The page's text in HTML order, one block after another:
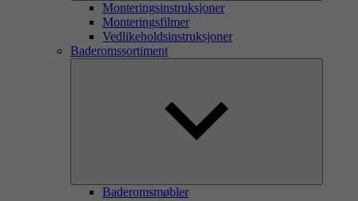
Monteringsinstruksjoner
Monteringsfilmer
Vedlikeholdsinstruksjoner
Baderomssortiment
Baderomsmøbler